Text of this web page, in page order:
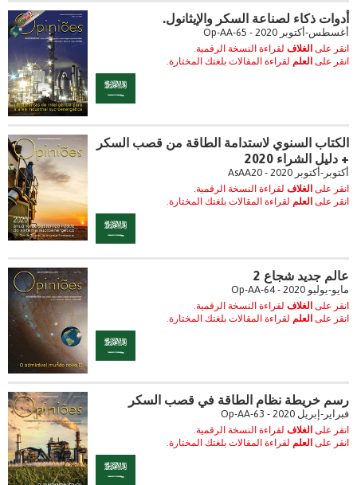
أدوات ذكاء لصناعة السكر والإيثانول.
أغسطس-أكتوبر 2020 - Op-AA-65
انقر على الغلاف لقراءة النسخة الرقمية.
انقر على العلم لقراءة المقالات بلغتك المختارة.
الكتاب السنوي لاستدامة الطاقة من قصب السكر
+ دليل الشراء 2020
أكتوبر-أكتوبر 2020 - AsAA20
انقر على الغلاف لقراءة النسخة الرقمية.
انقر على العلم لقراءة المقالات بلغتك المختارة.
عالم جديد شجاع 2
مايو-يوليو 2020 - Op-AA-64
انقر على الغلاف لقراءة النسخة الرقمية.
انقر على العلم لقراءة المقالات بلغتك المختارة.
رسم خريطة نظام الطاقة في قصب السكر
فبراير-إبريل 2020 - Op-AA-63
انقر على الغلاف لقراءة النسخة الرقمية.
انقر على العلم لقراءة المقالات بلغتك المختارة.